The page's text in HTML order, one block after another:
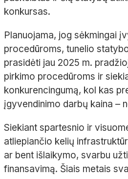
konkursas.
Planuojama, jog sėkmingai
procedūroms, tunelio
prasidėti jau 2025 m.
pirkimo procedūroms ir
konkurencingumą, kol kas
įgyvendinimo darbų kaina –
Siekiant spartesnio ir
atliepiančio kelių
ar bent išlaikymo, svarbu
finansavimą. Šiais metais